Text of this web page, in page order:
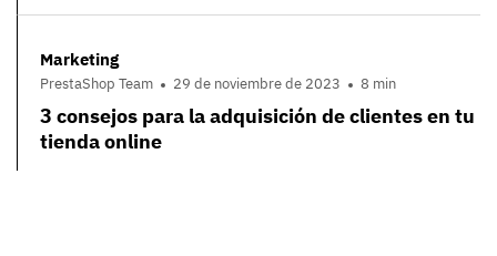
Marketing
PrestaShop Team 29 de noviembre de 2023 8 min
3 consejos para la adquisición de clientes en tu
tienda online